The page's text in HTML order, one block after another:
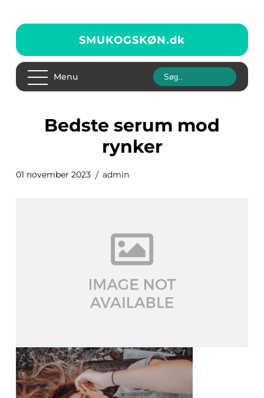
SMUKOGSKØN.dk
Menu
bedste serum mod
rynker
01 november 2023 admin